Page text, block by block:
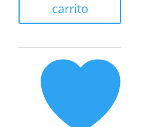
XPRESSCUP
cantidad
carrito